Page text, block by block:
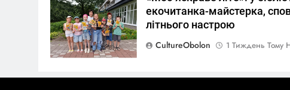
екочитанка-майстерка,
літнього настрою
CultureObolon
1 Тиждень Тому